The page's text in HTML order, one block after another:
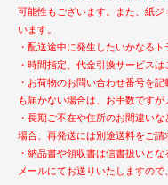
可能性もございます。また、紙
います。
・配送途中に発生したいかなる
・時間指定、代金引換サービスは
・お荷物のお問い合わせ番号を
も届かない場合は、お手数ですが
・長期ご不在や住所のお間違い
場合、再発送には別途送料をご請
・納品書や領収書は信書扱いと
メールにてお送りいたしますので